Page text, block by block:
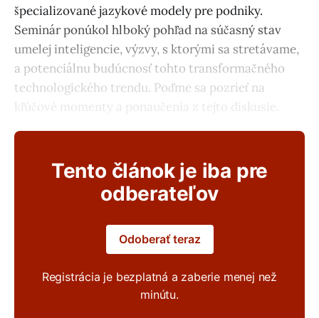
špecializované jazykové modely pre podniky.
Seminár ponúkol hlboký pohľad na súčasný stav
umelej inteligencie, výzvy, s ktorými sa stretávame,
a potenciálnu budúcnosť tohto transformačného
technologického trendu. Poďme sa pozrieť na
kľúčové momenty a ponaučenia z tejto diskusie.
Tento článok je iba pre
odberateľov
Odoberať teraz
Registrácia je bezplatná a zaberie menej než
minútu.